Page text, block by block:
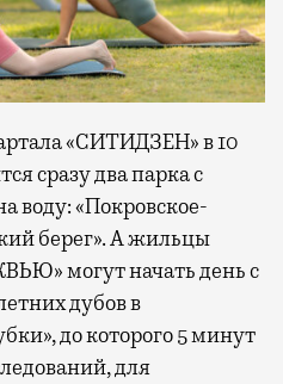
«СИТИДЗЕН» в 10
сразу два парка с
воду: «Покровское-
берег». А жильцы
могут начать день с
дубов в
до которого 5 минут
для